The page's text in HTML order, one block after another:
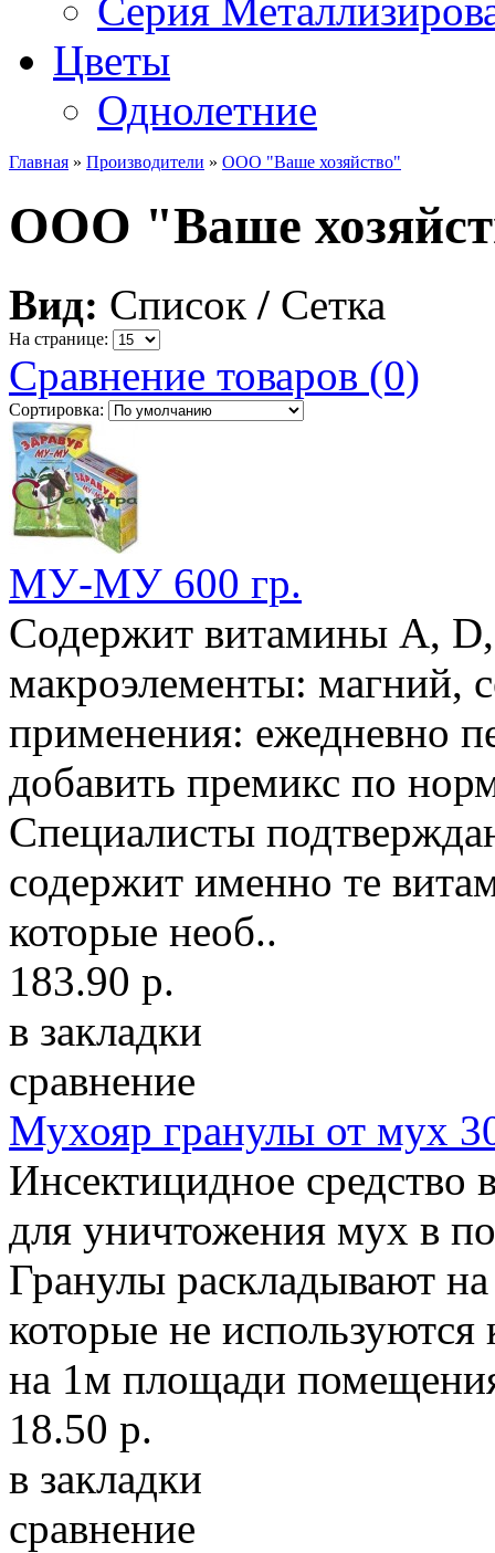
Серия
Цветы
Однолетние
Главная » Производители » ООО "Ваше хозяйство"
ООО "Ваше
Вид: Список / Сетка
На странице:
Сравнение товаров (0)
Сортировка:
МУ-МУ 600 гр.
Содержит витамины А,
макроэлементы: магний,
применения: ежедневно
добавить премикс по
Специалисты
содержит именно те
которые необ..
183.90 р.
в закладки
сравнение
Мухояр гранулы от мух
Инсектицидное средство
для уничтожения мух в
Гранулы раскладывают
которые не
на 1м площади
18.50 р.
в закладки
сравнение